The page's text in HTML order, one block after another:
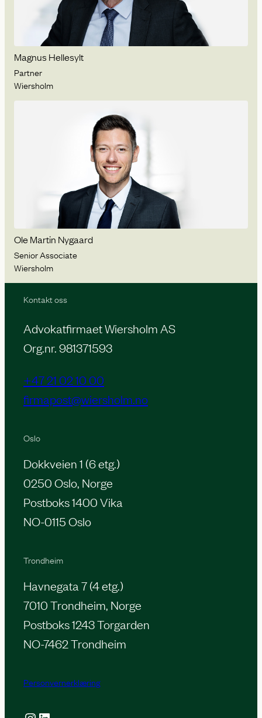
Magnus Hellesylt
Partner
Wiersholm
Ole Martin Nygaard
Senior Associate
Wiersholm
Kontakt oss
Advokatfirmaet Wiersholm AS
Org.nr. 981371593
+47 21 02 10 00
firmapost@wiersholm.no
Oslo
Dokkveien 1 (6 etg.)
0250 Oslo, Norge
Postboks 1400 Vika
NO-0115 Oslo
Trondheim
Havnegata 7 (4 etg.)
7010 Trondheim, Norge
Postboks 1243 Torgarden
NO-7462 Trondheim
Personvernerklæring